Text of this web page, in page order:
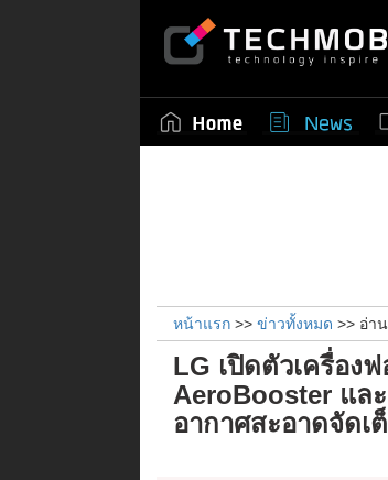
หน้าแรก >> ข่าวทั้งหมด >> อ่า
LG เปิดตัวเครื่อง
AeroBooster แล
อากาศสะอาดจัดเ